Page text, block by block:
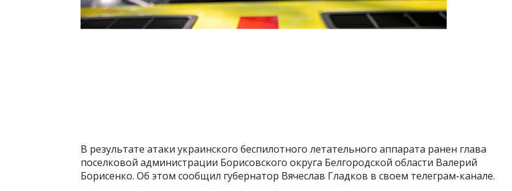
В результате атаки украинского беспилотного летательного аппарата ранен глава
поселковой администрации Борисовского округа Белгородской области Валерий
Борисенко. Об этом сообщил губернатор Вячеслав Гладков в своем телеграм-канале.